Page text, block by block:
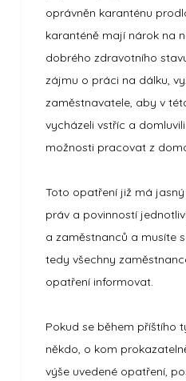
oprávněn karanténu
karanténě mají nárok na
dobrého zdravotního
zájmu o práci na dálku,
zaměstnavatele, aby v
vycházeli vstříc a
možnosti pracovat z
Toto opatření již má
práv a povinností
a zaměstnanců a musíte
tedy všechny
opatření informovat.
Pokud se během příštího
někdo, o kom
výše uvedené opatření,